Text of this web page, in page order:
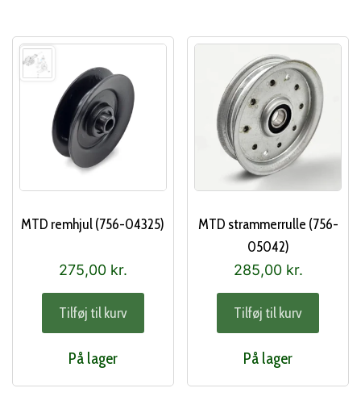
MTD remhjul (756-04325)
275,00 kr.
Tilføj til kurv
På lager
MTD strammerrulle (756-
05042)
285,00 kr.
Tilføj til kurv
På lager